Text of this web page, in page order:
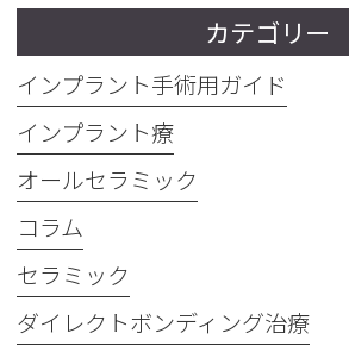
カテゴリー
インプラント手術用ガイド
インプラント療
オールセラミック
コラム
セラミック
ダイレクトボンディング治療